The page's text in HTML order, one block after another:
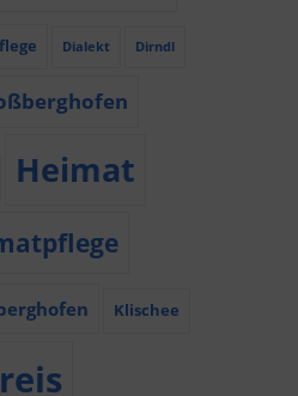
Dialekt Dirndl
Heimat
Klischee